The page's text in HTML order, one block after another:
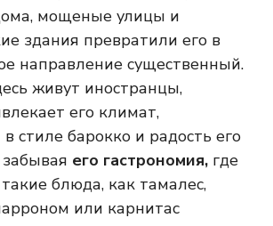
мощеные улицы и
здания превратили его в
направление существенный.
живут иностранцы,
его климат,
стиле барокко и радость его
его гастрономия, где
блюда, как тамалес,
или карнитас